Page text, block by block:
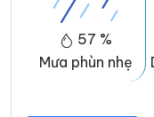
57 %
Mưa phùn nhẹ